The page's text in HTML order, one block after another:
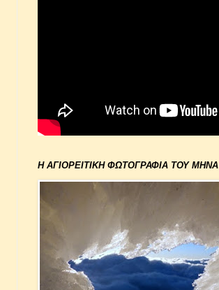
Η ΑΓΙΟΡΕΙΤΙΚΗ ΦΩΤΟΓΡΑΦΙΑ ΤΟΥ ΜΗΝΑ